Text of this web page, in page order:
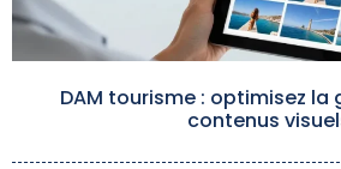
DAM tourisme : optimisez la
contenus